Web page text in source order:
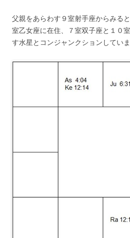
父親をあらわす９室射手座からみる
室乙女座に在住、７室双子座と１０
す水星とコンジャンクションしていま